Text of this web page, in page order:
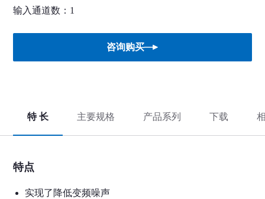
输入通道数：1
咨询购买
特 长 主要规格 产品系列 下载
特点
实现了降低变频噪声